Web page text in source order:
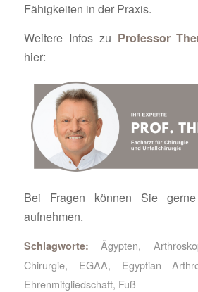
Fähigkeiten in der Praxis.
Weitere Infos zu Professor
hier:
Bei Fragen können Sie
aufnehmen.
Schlagworte: Ägypten,
Chirurgie, EGAA, Egyptian
Ehrenmitgliedschaft, Fuß